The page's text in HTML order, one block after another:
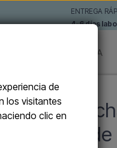
ENTREGA
4-6 días
MARCA
-
ducha
de
los visitantes
clic en